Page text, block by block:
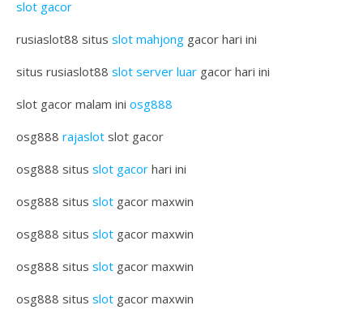
slot gacor
rusiaslot88 situs slot mahjong gacor hari ini
situs rusiaslot88 slot server luar gacor hari ini
slot gacor malam ini osg888
osg888 rajaslot slot gacor
osg888 situs slot gacor hari ini
osg888 situs slot gacor maxwin
osg888 situs slot gacor maxwin
osg888 situs slot gacor maxwin
osg888 situs slot gacor maxwin